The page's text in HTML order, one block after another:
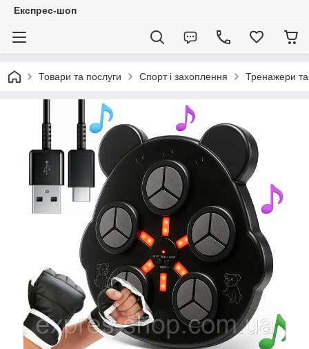
Експрес-шоп
Товари та послуги Спорт і захоплення Тренажери